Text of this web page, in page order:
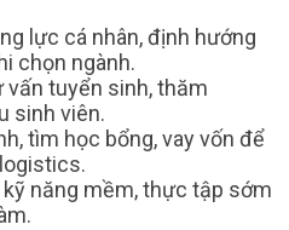
lực cá nhân, định hướng
chọn ngành.
vấn tuyển sinh, thăm
sinh viên.
tìm học bổng, vay vốn để
kỹ năng mềm, thực tập sớm